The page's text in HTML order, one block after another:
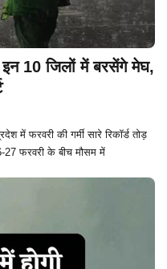
10 जिलों में बरसेंगे मेघ,
फरवरी की गर्मी सारे रिकॉर्ड तोड़
27 फरवरी के बीच मौसम में